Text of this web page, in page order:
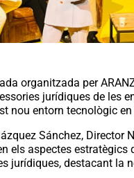
organitzada per
jurídiques de les
nou entorn tecnològic
Sánchez,
els aspectes
jurídiques, destacant la